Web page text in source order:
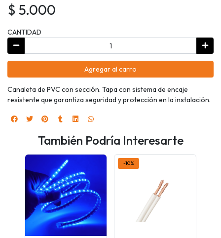
$ 5.000
CANTIDAD
Agregar al carro
Canaleta de PVC con sección. Tapa con sistema de encaje
resistente que garantiza seguridad y protección en la instalación.
También Podría Interesarte
-10%